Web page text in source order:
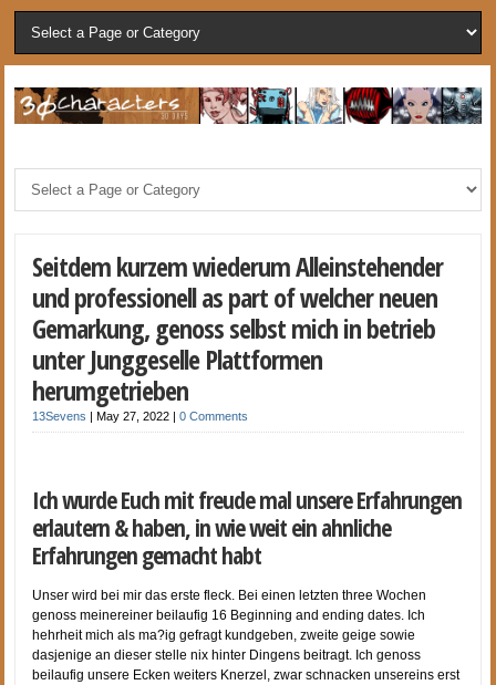
Seitdem kurzem wiederum Alleinstehender
und professionell as part of welcher neuen
Gemarkung, genoss selbst mich in betrieb
unter Junggeselle Plattformen
herumgetrieben
13Sevens |May 27, 2022 |0 Comments
Ich wurde Euch mit freude mal unsere Erfahrungen
erlautern & haben, in wie weit ein ahnliche
Erfahrungen gemacht habt
Unser wird bei mir das erste fleck. Bei einen letzten three Wochen
genoss meinereiner beilaufig 16 Beginning and ending dates. Ich
hehrheit mich als ma?ig gefragt kundgeben, zweite geige sowie
dasjenige an dieser stelle nix hinter Dingens beitragt. Ich genoss
beilaufig unsere Ecken weiters Knerzel, zwar schnacken unsereins erst